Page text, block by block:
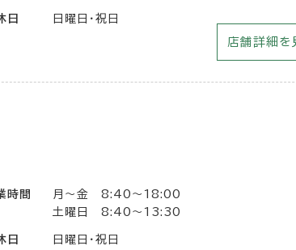
日 日曜日・祝日
店舗詳細を
時間
月〜金 8:40〜18:00
土曜日 8:40〜13:30
日 日曜日・祝日